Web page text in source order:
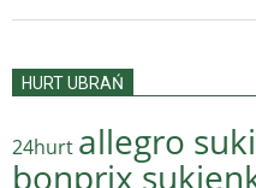
HURT UBRAŃ
24hurt allegro
bonprix